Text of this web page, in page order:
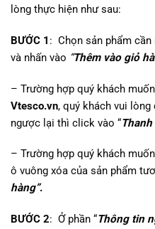
lòng thực hiện như sau:
BƯỚC 1 : Chọn sản phẩm
và nhấn vào “Thêm vào giỏ
– Trường hợp quý khách
Vtesco.vn, quý khách vui lòng
ngược lại thì click vào “
– Trường hợp quý khách
ô vuông xóa của sản phẩm
hàng”.
BƯỚC 2: Ở phần “Thông tin